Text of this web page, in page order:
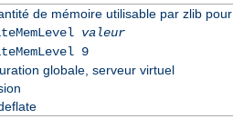
de mémoire utilisable par zlib
valeur
9
globale, serveur virtuel